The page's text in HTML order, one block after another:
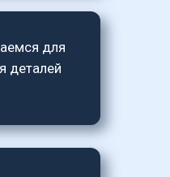
для
деталей